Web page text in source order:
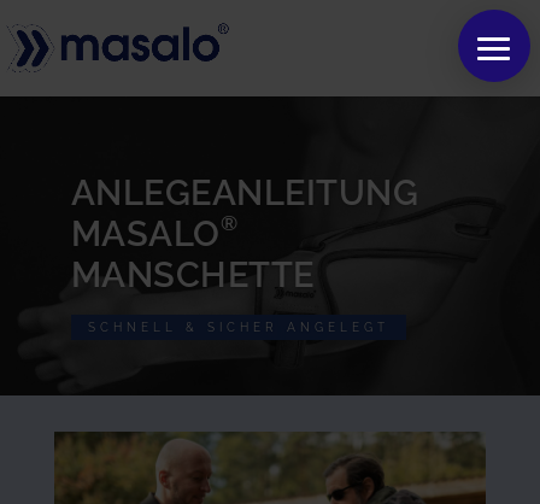
ANLEGEANLEITUNG
MASALO®
MANSCHETTE
SCHNELL & SICHER ANGELEGT